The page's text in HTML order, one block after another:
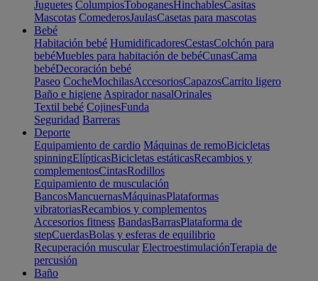
Juguetes ColumpiosToboganesHinchablesCasitas
Mascotas ComederosJaulasCasetas para mascotas
Bebé
Habitación bebé HumidificadoresCestasColchón para
bebéMuebles para habitación de bebéCunasCama
bebéDecoración bebé
Paseo CocheMochilasAccesoriosCapazosCarrito ligero
Baño e higiene Aspirador nasalOrinales
Textil bebé CojinesFunda
Seguridad Barreras
Deporte
Equipamiento de cardio Máquinas de remoBicicletas
spinningElípticasBicicletas estáticasRecambios y
complementosCintasRodillos
Equipamiento de musculación
BancosMancuernasMáquinasPlataformas
vibratoriasRecambios y complementos
Accesorios fitness BandasBarrasPlataforma de
stepCuerdasBolas y esferas de equilibrio
Recuperación muscular ElectroestimulaciónTerapia de
percusión
Baño